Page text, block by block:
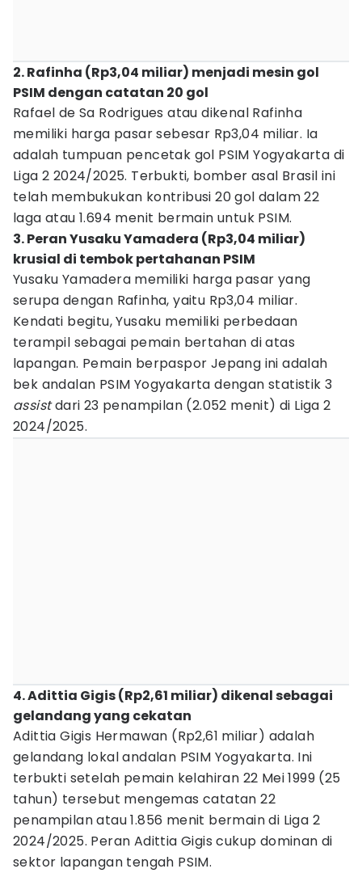
2. Rafinha (Rp3,04 miliar) menjadi mesin gol
PSIM dengan catatan 20 gol
Rafael de Sa Rodrigues atau dikenal Rafinha
memiliki harga pasar sebesar Rp3,04 miliar. Ia
adalah tumpuan pencetak gol PSIM Yogyakarta di
Liga 2 2024/2025. Terbukti, bomber asal Brasil ini
telah membukukan kontribusi 20 gol dalam 22
laga atau 1.694 menit bermain untuk PSIM.
3. Peran Yusaku Yamadera (Rp3,04 miliar)
krusial di tembok pertahanan PSIM
Yusaku Yamadera memiliki harga pasar yang
serupa dengan Rafinha, yaitu Rp3,04 miliar.
Kendati begitu, Yusaku memiliki perbedaan
terampil sebagai pemain bertahan di atas
lapangan. Pemain berpaspor Jepang ini adalah
bek andalan PSIM Yogyakarta dengan statistik 3
assistdari 23 penampilan (2.052 menit) di Liga 2
2024/2025.
4. Adittia Gigis (Rp2,61 miliar) dikenal sebagai
gelandang yang cekatan
Adittia Gigis Hermawan (Rp2,61 miliar) adalah
gelandang lokal andalan PSIM Yogyakarta. Ini
terbukti setelah pemain kelahiran 22 Mei 1999 (25
tahun) tersebut mengemas catatan 22
penampilan atau 1.856 menit bermain di Liga 2
2024/2025. Peran Adittia Gigis cukup dominan di
sektor lapangan tengah PSIM.